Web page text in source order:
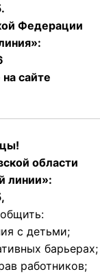
Федерации
сайте
области
линии»:
с детьми;
барьерах;
работников;